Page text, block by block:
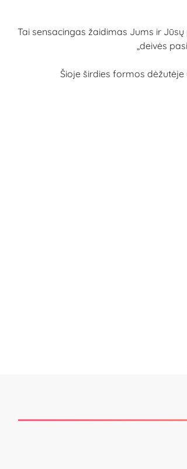
Tai sensacingas žaidimas Jums ir
„deivės
Šioje širdies formos